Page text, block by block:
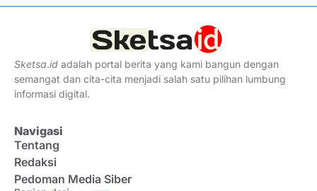
Sketsa.id adalah portal berita yang kami bangun dengan
semangat dan cita-cita menjadi salah satu pilihan lumbung
informasi digital.
Navigasi
Tentang
Redaksi
Pedoman Media Siber